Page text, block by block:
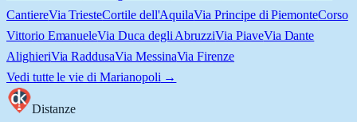
CantiereVia TriesteCortile dell'AquilaVia Principe di PiemonteCorso
Vittorio EmanueleVia Duca degli AbruzziVia PiaveVia Dante
AlighieriVia RaddusaVia MessinaVia Firenze
Vedi tutte le vie di Marianopoli →
Distanze